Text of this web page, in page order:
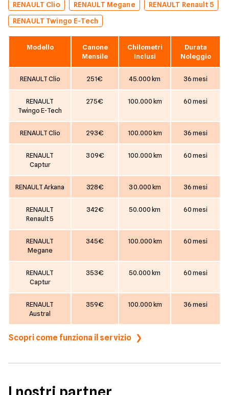
RENAULT Clio
RENAULT Megane
RENAULT Renault 5
RENAULT Twingo E-Tech
Modello
Canone
Mensile
Chilometri
Inclusi
Durata
Noleggio
RENAULT Clio 251€ 45.000 km 36 mesi
RENAULT
Twingo E-Tech
275€ 100.000 km 60 mesi
RENAULT Clio 293€ 100.000 km 36 mesi
RENAULT
Captur
309€ 100.000 km 60 mesi
RENAULT Arkana 328€ 30.000 km 36 mesi
RENAULT
Renault 5
342€ 50.000 km 60 mesi
RENAULT
Megane
345€ 100.000 km 60 mesi
RENAULT
Captur
353€ 50.000 km 60 mesi
RENAULT
Austral
359€ 100.000 km 36 mesi
Scopri come funziona il servizio